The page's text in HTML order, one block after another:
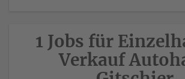
1 Jobs für
Verkauf